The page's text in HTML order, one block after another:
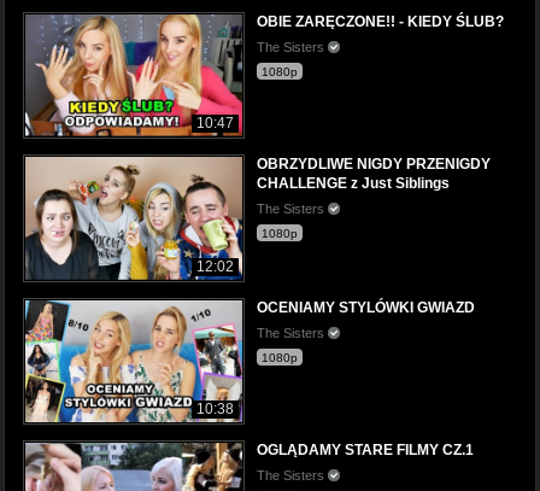
10:47
OBIE ZARĘCZONE!! - KIEDY ŚLUB?
The Sisters
1080p
12:02
OBRZYDLIWE NIGDY PRZENIGDY
CHALLENGE z Just Siblings
The Sisters
1080p
10:38
OCENIAMY STYLÓWKI GWIAZD
The Sisters
1080p
OGLĄDAMY STARE FILMY CZ.1
The Sisters